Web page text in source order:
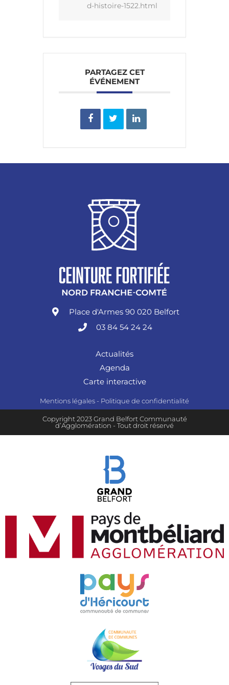
d-histoire-1522.html
PARTAGEZ CET
ÉVÉNEMENT
Place d'Armes 90 020 Belfort
03 84 54 24 24
Actualités
Agenda
Carte interactive
Mentions légales - Politique de confidentialité
Copyright 2023 Grand Belfort Communauté
d’Agglomération - Tout droit réservé